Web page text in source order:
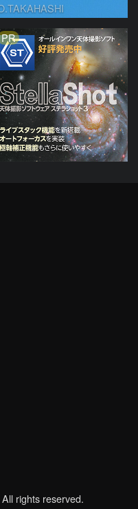
PR
All rights reserved.